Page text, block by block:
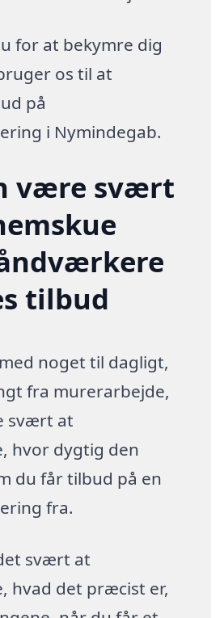
for at bekymre dig
os til at
på
i Nymindegab.
være svært
tilbud
noget til dagligt,
fra murerarbejde,
svært at
hvor dygtig den
du får tilbud på en
fra.
svært at
hvad det præcist er,